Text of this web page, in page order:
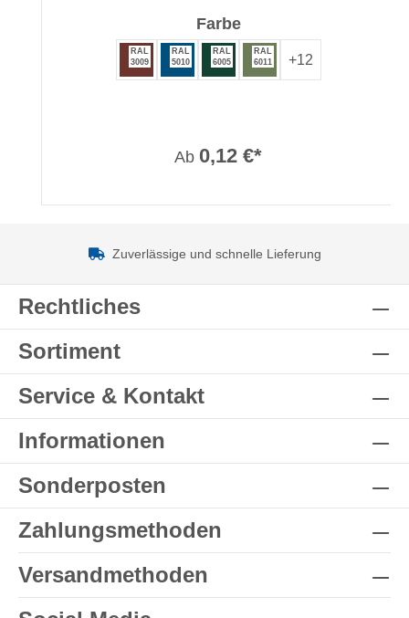
Farbeauswählen
RAL
3009
RAL
5010
RAL
6005
RAL
6011
+12
Ab 0,12 €*
Zuverlässige und schnelle Lieferung
Rechtliches
Sortiment
Service & Kontakt
Informationen
Sonderposten
Zahlungsmethoden
Versandmethoden